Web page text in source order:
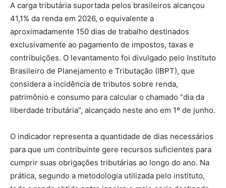
A carga tributária suportada pelos brasileiros alcançou
41,1% da renda em 2026, o equivalente a
aproximadamente 150 dias de trabalho destinados
exclusivamente ao pagamento de impostos, taxas e
contribuições. O levantamento foi divulgado pelo Instituto
Brasileiro de Planejamento e Tributação (IBPT), que
considera a incidência de tributos sobre renda,
patrimônio e consumo para calcular o chamado “dia da
liberdade tributária”, alcançado neste ano em 1º de junho.
O indicador representa a quantidade de dias necessários
para que um contribuinte gere recursos suficientes para
cumprir suas obrigações tributárias ao longo do ano. Na
prática, segundo a metodologia utilizada pelo instituto,